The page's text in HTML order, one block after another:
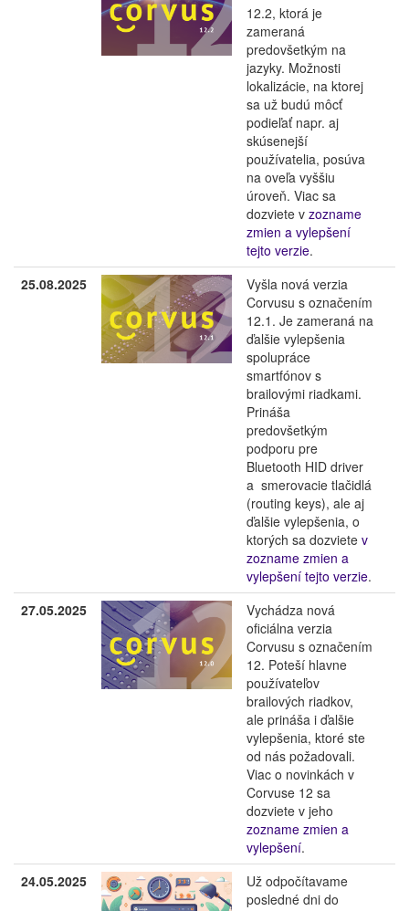
12.2, ktorá je
zameraná
predovšetkým na
jazyky. Možnosti
lokalizácie, na ktorej
sa už budú môcť
podieľať napr. aj
skúsenejší
používatelia, posúva
na oveľa vyššiu
úroveň. Viac sa
dozviete v zozname
zmien a vylepšení
tejto verzie.
25.08.2025
Vyšla nová verzia
Corvusu s označením
12.1. Je zameraná na
ďalšie vylepšenia
spolupráce
smartfónov s
brailovými riadkami.
Prináša
predovšetkým
podporu pre
Bluetooth HID driver
a smerovacie tlačidlá
(routing keys), ale aj
ďalšie vylepšenia, o
ktorých sa dozviete v
zozname zmien a
vylepšení tejto verzie.
27.05.2025
Vychádza nová
oficiálna verzia
Corvusu s označením
12. Poteší hlavne
používateľov
brailových riadkov,
ale prináša i ďalšie
vylepšenia, ktoré ste
od nás požadovali.
Viac o novinkách v
Corvuse 12 sa
dozviete v jeho
zozname zmien a
vylepšení.
24.05.2025
Už odpočítavame
posledné dni do